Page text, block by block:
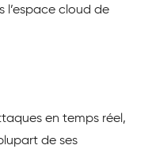
l’espace cloud de
en temps réel,
de ses